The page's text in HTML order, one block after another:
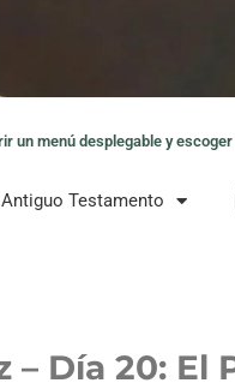
un menú desplegable y
Antiguo Testamento
– Día 20: